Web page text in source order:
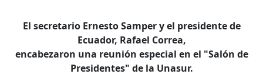
El secretario Ernesto Samper y el presidente de
Ecuador, Rafael Correa,
encabezaron una reunión especial en el "Salón de
Presidentes" de la Unasur.